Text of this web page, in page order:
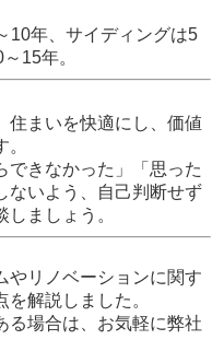
10年、サイディングは5
15年。
住まいを快適にし、価値
できなかった」「思った
ないよう、自己判断せず
ましょう。
やリノベーションに関す
解説しました。
る場合は、お気軽に弊社